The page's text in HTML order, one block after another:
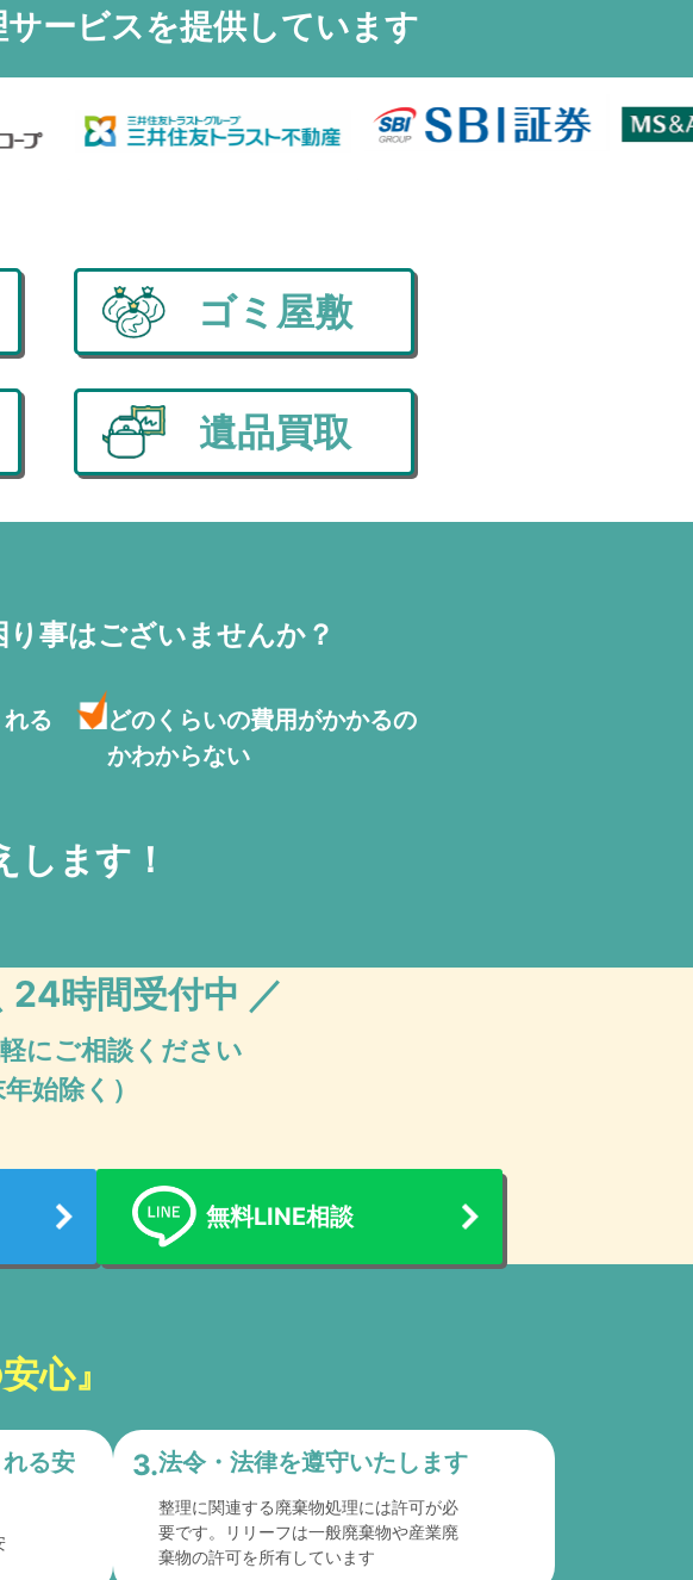
ービスを提供しています
ゴミ屋敷
遺品買取
事はございませんか？
れる
どのくらいの費用がかかるの
かわからない
ます！
24時間受付中 ／
にご相談ください
始除く）
無料LINE相談
心』
る安
3.法令・法律を遵守いたします
整理に関連する廃棄物処理には許可が必
要です。リリーフは一般廃棄物や産業廃
棄物の許可を所有しています